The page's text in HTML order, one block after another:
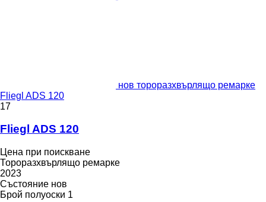
нов тороразхвърлящо ремарке
Fliegl ADS 120
17
Fliegl ADS 120
Цена при поискване
Тороразхвърлящо ремарке
2023
Състояние нов
Брой полуоски 1